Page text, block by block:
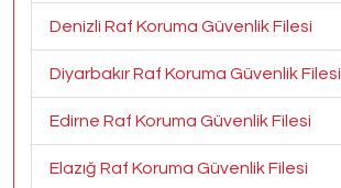
Denizli Raf Koruma Güvenlik Filesi
Diyarbakır Raf Koruma Güvenlik Filesi
Edirne Raf Koruma Güvenlik Filesi
Elazığ Raf Koruma Güvenlik Filesi